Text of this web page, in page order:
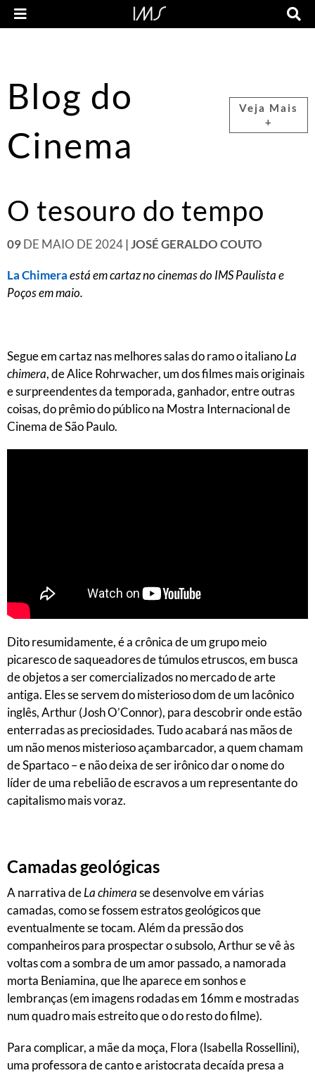
Blog do
Cinema
Veja Mais
+
O tesouro do tempo
09DE MAIO DE 2024| JOSÉ GERALDO COUTO
La Chimeraestá em cartaz no cinemas do IMS Paulista e
Poços em maio.
Segue em cartaz nas melhores salas do ramo o italianoLa
chimera, de Alice Rohrwacher, um dos filmes mais originais
e surpreendentes da temporada, ganhador, entre outras
coisas, do prêmio do público na Mostra Internacional de
Cinema de São Paulo.
Dito resumidamente, é a crônica de um grupo meio
picaresco de saqueadores de túmulos etruscos, em busca
de objetos a ser comercializados no mercado de arte
antiga. Eles se servem do misterioso dom de um lacônico
inglês, Arthur (Josh O’Connor), para descobrir onde estão
enterradas as preciosidades. Tudo acabará nas mãos de
um não menos misterioso açambarcador, a quem chamam
de Spartaco – e não deixa de ser irônico dar o nome do
líder de uma rebelião de escravos a um representante do
capitalismo mais voraz.
Camadas geológicas
A narrativa deLa chimerase desenvolve em várias
camadas, como se fossem estratos geológicos que
eventualmente se tocam. Além da pressão dos
companheiros para prospectar o subsolo, Arthur se vê às
voltas com a sombra de um amor passado, a namorada
morta Beniamina, que lhe aparece em sonhos e
lembranças (em imagens rodadas em 16mm e mostradas
num quadro mais estreito que o do resto do filme).
Para complicar, a mãe da moça, Flora (Isabella Rossellini),
uma professora de canto e aristocrata decaída presa a